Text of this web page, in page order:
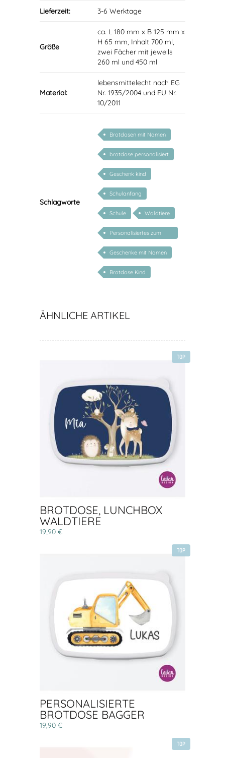
Lieferzeit: 3-6 Werktage
Größe
ca. L 180 mm x B 125 mm x
H 65 mm, Inhalt 700 ml,
zwei Fächer mit jeweils
260 ml und 450 ml
Material:
lebensmittelecht nach EG
Nr. 1935/2004 und EU Nr.
10/2011
Schlagworte
Brotdosen mit Namen
brotdose personalisiert
Geschenk kind
Schulanfang
Schule Waldtiere
Personalisiertes zum
Schulanfang
Geschenke mit Namen
Brotdose Kind
ÄHNLICHE ARTIKEL
TOP
BROTDOSE, LUNCHBOX
WALDTIERE
19,90 €
TOP
PERSONALISIERTE
BROTDOSE BAGGER
19,90 €
TOP